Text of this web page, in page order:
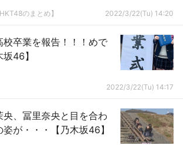
のまとめ】 2022/3/22(Tu) 14:20
卒業を報告！！！めで
46】
2022/3/22(Tu) 14:17
、冨里奈央と目を合わ
が・・・【乃木坂46】